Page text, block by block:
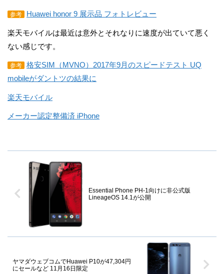
参考 Huawei honor 9 展示品 フォトレビュー
楽天モバイルは最近は意外とそれなりに速度が出ていて悪く
ない感じです。
参考
格安SIM（MVNO）2017年9月のスピードテスト UQ
mobileがダントツの結果に
楽天モバイル
メーカー認定整備済 iPhone
Essential Phone PH-1向けに非公式版
LineageOS 14.1が公開
ヤマダウェブコムでHuawei P10が47,304円
にセールなど 11月16日限定